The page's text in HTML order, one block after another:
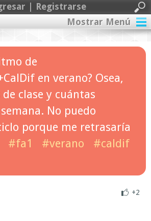
| Registrarse
Mostrar Menú
de
en verano? Osea,
clase y cuántas
semana. No puedo
porque me retrasaría
#fa1 #verano
#caldif
+2